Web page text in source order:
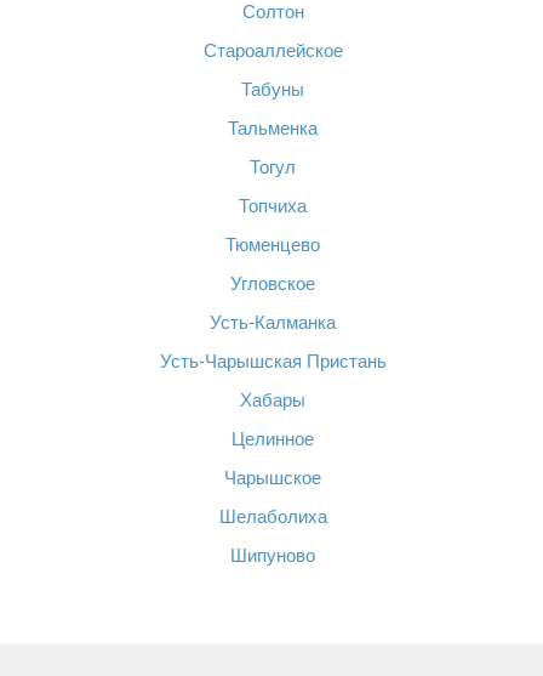
Солтон
Староаллейское
Табуны
Тальменка
Тогул
Топчиха
Тюменцево
Угловское
Усть-Калманка
Усть-Чарышская Пристань
Хабары
Целинное
Чарышское
Шелаболиха
Шипуново